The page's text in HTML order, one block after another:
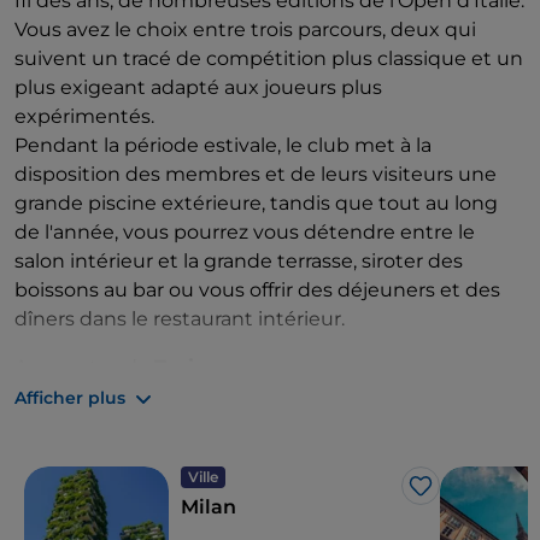
Vous avez le choix entre trois parcours, deux qui
suivent un tracé de compétition plus classique et un
plus exigeant adapté aux joueurs plus
expérimentés.
Pendant la période estivale, le club met à la
disposition des membres et de leurs visiteurs une
grande piscine extérieure, tandis que tout au long
de l'année, vous pourrez vous détendre entre le
salon intérieur et la grande terrasse, siroter des
boissons au bar ou vous offrir des déjeuners et des
dîners dans le restaurant intérieur.
journée consacrée au
vous pourrez y jouer en choisissant entre deux
terrains de golf avec des parcours de 18 trous. Il y a
Afficher plus
Ville
J’aime
Milan